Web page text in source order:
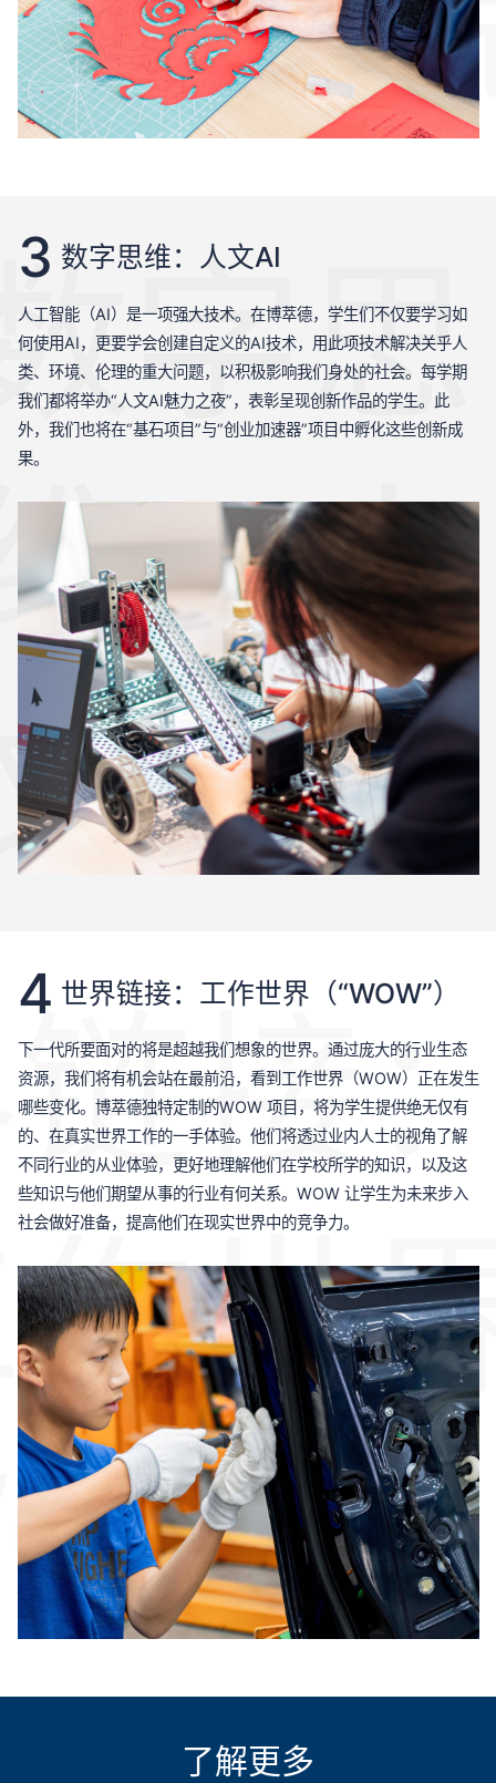
字思
：人
AI
3 数字思维：人文AI
人工智能（AI）是一项强大技术。在博萃德，学生们不仅要学习如
何使用AI，更要学会创建自定义的AI技术，用此项技术解决关乎人
类、环境、伦理的重大问题，以积极影响我们身处的社会。每学期
我们都将举办“人文AI魅力之夜”，表彰呈现创新作品的学生。此
外，我们也将在“基石项目”与“创业加速器”项目中孵化这些创新成
果。
接
世
4 世界链接：工作世界（“WOW”）
下一代所要面对的将是超越我们想象的世界。通过庞大的行业生态
资源，我们将有机会站在最前沿，看到工作世界（WOW）正在发生
哪些变化。博萃德独特定制的WOW 项目，将为学生提供绝无仅有
的、在真实世界工作的一手体验。他们将透过业内人士的视角了解
不同行业的从业体验，更好地理解他们在学校所学的知识，以及这
些知识与他们期望从事的行业有何关系。WOW 让学生为未来步入
社会做好准备，提高他们在现实世界中的竞争力。
了解更多